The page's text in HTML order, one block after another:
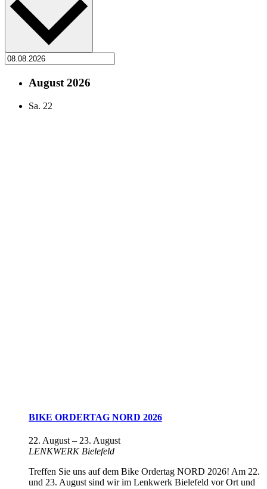
August 2026
Sa. 22
BIKE ORDERTAG NORD 2026
22. August – 23. August
LENKWERK Bielefeld
Treffen Sie uns auf dem Bike Ordertag NORD 2026! Am 22.
und 23. August sind wir im Lenkwerk Bielefeld vor Ort und